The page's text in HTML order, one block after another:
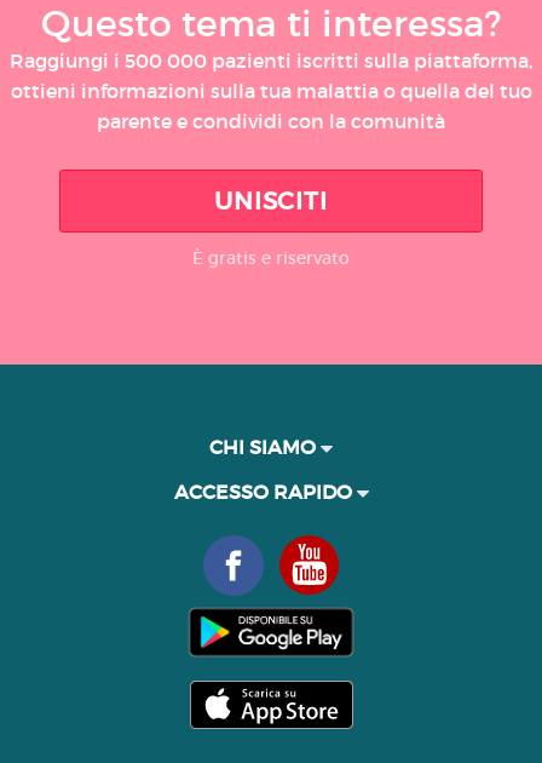
Questo tema ti interessa?
Raggiungi i 500 000 pazienti iscritti sulla piattaforma,
ottieni informazioni sulla tua malattia o quella del tuo
parente e condividi con la comunità
UNISCITI
È gratis e riservato
CHI SIAMO
ACCESSO RAPIDO